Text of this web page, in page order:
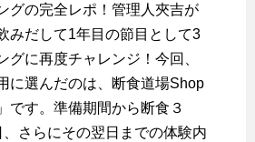
グの完全レポ！管理人夾吉が
みだして1年目の節目として3
グに再度チャレンジ！今回、
に選んだのは、断食道場Shop
です。準備期間から断食３
、さらにその翌日までの体験内